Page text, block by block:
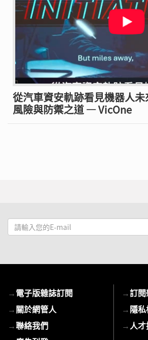
從汽車資安軌跡看見機器人
風險與防禦之道 — VicOne
請
輸
mail
→電子版雜誌訂閱
→關於網管人
→聯絡我們
→訂
→隱
→ 人